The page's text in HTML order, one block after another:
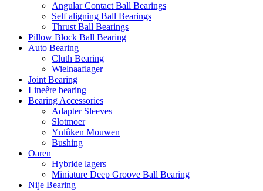
Angular Contact Ball Bearings
Self aligning Ball Bearings
Thrust Ball Bearings
Pillow Block Ball Bearing
Auto Bearing
Cluth Bearing
Wielnaaflager
Joint Bearing
Lineêre bearing
Bearing Accessories
Adapter Sleeves
Slotmoer
Ynlûken Mouwen
Bushing
Oaren
Hybride lagers
Miniature Deep Groove Ball Bearing
Nije Bearing